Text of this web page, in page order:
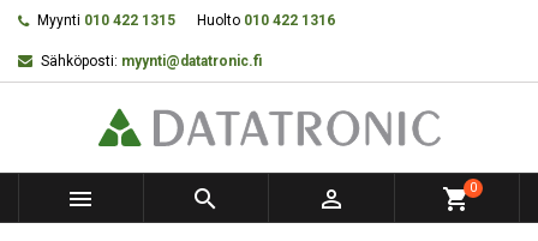
Myynti 010 422 1315 Huolto 010 422 1316
Sähköposti: myynti@datatronic.fi
   shopping_cart0